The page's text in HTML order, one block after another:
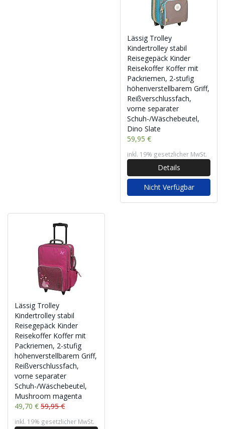
Lässig Trolley
Kindertrolley stabil
Reisegepäck Kinder
Reisekoffer Koffer mit
Packriemen, 2-stufig
höhenverstellbarem Griff,
Reißverschlussfach,
vorne separater
Schuh-/Wäschebeutel,
Dino Slate
59,95 €
inkl. 19% gesetzlicher MwSt.
Details
Nicht Verfügbar
Lässig Trolley
Kindertrolley stabil
Reisegepäck Kinder
Reisekoffer Koffer mit
Packriemen, 2-stufig
höhenverstellbarem Griff,
Reißverschlussfach,
vorne separater
Schuh-/Wäschebeutel,
Mushroom magenta
49,70 € 59,95 €
inkl. 19% gesetzlicher MwSt.